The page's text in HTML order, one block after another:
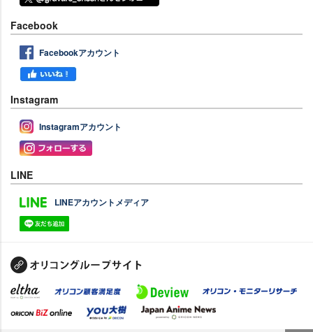
Facebook
Facebookアカウント
Instagram
Instagramアカウント
LINE
LINEアカウントメディア